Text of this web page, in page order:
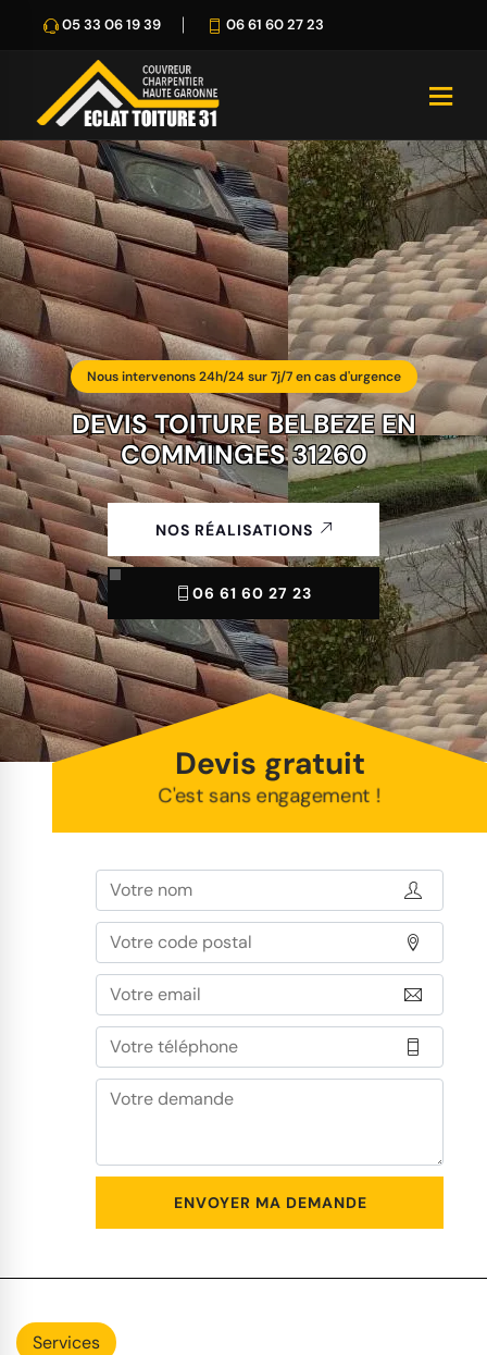
05 33 06 19 39 06 61 60 27 23
Nous intervenons 24h/24 sur 7j/7 en cas d'urgence
DEVIS TOITURE BELBEZE EN
COMMINGES 31260
NOS RÉALISATIONS
06 61 60 27 23
Devis gratuit
C'est sans engagement !
Services